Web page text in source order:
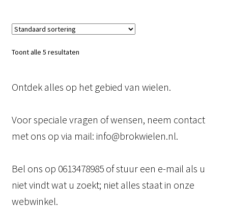
Toont alle 5 resultaten
Ontdek alles op het gebied van wielen.
Voor speciale vragen of wensen, neem contact
met ons op via mail: info@brokwielen.nl.
Bel ons op 0613478985 of stuur een e-mail als u
niet vindt wat u zoekt; niet alles staat in onze
webwinkel.